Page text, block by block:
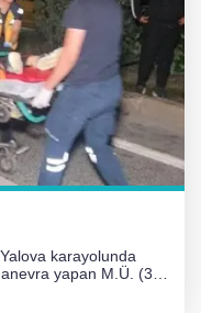
karayolunda
yapan M.Ü. (35)